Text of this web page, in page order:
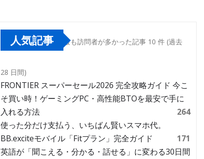
人気記事 最も訪問者が多かった記事 10 件 (過去
28 日間)
FRONTIER スーパーセール2026 完全攻略ガイド 今こ
そ買い時！ゲーミングPC・高性能BTOを最安で手に
入れる方法
264
使った分だけ支払う、いちばん賢いスマホ代。
BB.exciteモバイル「Fitプラン」完全ガイド
171
英語が「聞こえる・分かる・話せる」に変わる30日間